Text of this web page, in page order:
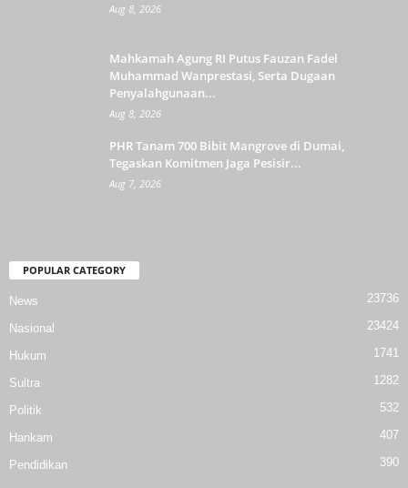
Aug 8, 2026
Mahkamah Agung RI Putus Fauzan Fadel
Muhammad Wanprestasi, Serta Dugaan
Penyalahgunaan...
Aug 8, 2026
PHR Tanam 700 Bibit Mangrove di Dumai,
Tegaskan Komitmen Jaga Pesisir...
Aug 7, 2026
POPULAR CATEGORY
News 23736
Nasional 23424
Hukum 1741
Sultra 1282
Politik 532
Hankam 407
Pendidikan 390